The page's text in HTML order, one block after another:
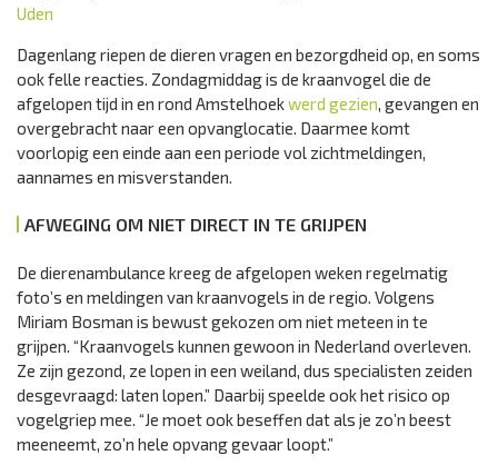
Uden
Dagenlang riepen de dieren vragen en bezorgdheid op, en soms
ook felle reacties. Zondagmiddag is de kraanvogel die de
afgelopen tijd in en rond Amstelhoekwerd gezien, gevangen en
overgebracht naar een opvanglocatie. Daarmee komt
voorlopig een einde aan een periode vol zichtmeldingen,
aannames en misverstanden.
AFWEGING OM NIET DIRECT IN TE GRIJPEN
De dierenambulance kreeg de afgelopen weken regelmatig
foto’s en meldingen van kraanvogels in de regio. Volgens
Miriam Bosman is bewust gekozen om niet meteen in te
grijpen. “Kraanvogels kunnen gewoon in Nederland overleven.
Ze zijn gezond, ze lopen in een weiland, dus specialisten zeiden
desgevraagd: laten lopen.” Daarbij speelde ook het risico op
vogelgriep mee. “Je moet ook beseffen dat als je zo’n beest
meeneemt, zo’n hele opvang gevaar loopt.”